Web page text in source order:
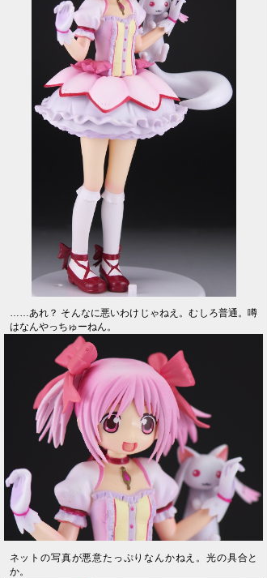
……あれ？ そんなに悪いわけじゃねえ。むしろ普通。噂
はなんやっちゅーねん。
ネットの写真が悪意たっぷりなんかねえ。光の具合と
か。